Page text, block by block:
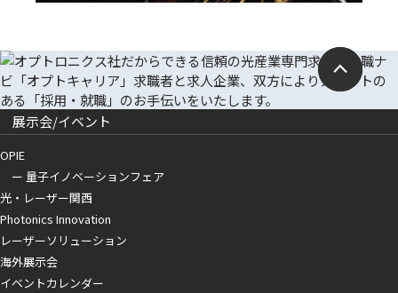
展示会/イベント
OPIE
ー 量子イノベーションフェア
光・レーザー関西
Photonics Innovation
レーザーソリューション
海外展示会
イベントカレンダー